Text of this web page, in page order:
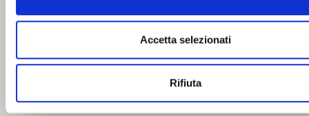
Accetta selezionati
Rifiuta